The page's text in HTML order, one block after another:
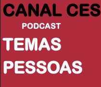
CANAL CES
PODCAST
TEMAS
PESSOAS